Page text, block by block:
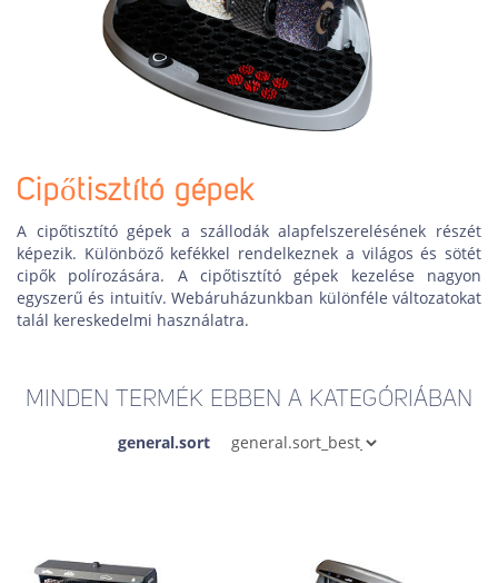
Cipőtisztító gépek
A cipőtisztító gépek a szállodák alapfelszerelésének részét
képezik. Különböző kefékkel rendelkeznek a világos és sötét
cipők polírozására. A cipőtisztító gépek kezelése nagyon
egyszerű és intuitív. Webáruházunkban különféle változatokat
talál kereskedelmi használatra.
MINDEN TERMÉK EBBEN A KATEGÓRIÁBAN
general.sort